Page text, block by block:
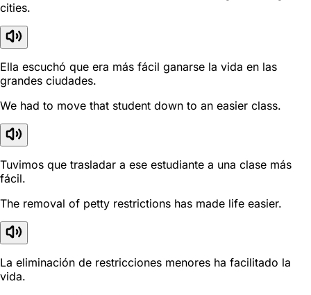
cities.
Ella escuchó que era más fácil ganarse la vida en las
grandes ciudades.
We had to move that student down to an easier class.
Tuvimos que trasladar a ese estudiante a una clase más
fácil.
The removal of petty restrictions has made life easier.
La eliminación de restricciones menores ha facilitado la
vida.